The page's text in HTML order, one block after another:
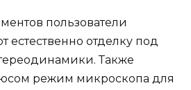
пользователи
естественно отделку под
Также
режим микроскопа для